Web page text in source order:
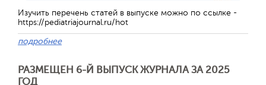
Изучить перечень статей в выпуске можно по ссылке -
https://pediatriajournal.ru/hot
подробнее
РАЗМЕЩЕН 6-Й ВЫПУСК ЖУРНАЛА ЗА 2025
ГОД